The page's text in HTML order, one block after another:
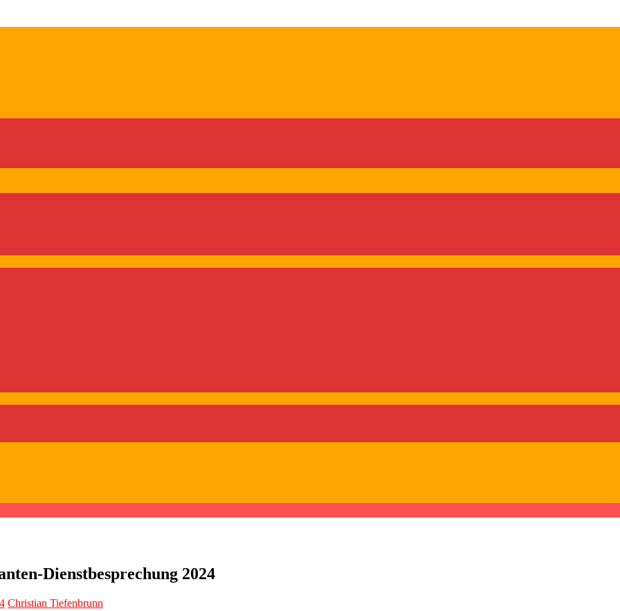
Dienstbesprechung 2024
Christian Tiefenbrunn